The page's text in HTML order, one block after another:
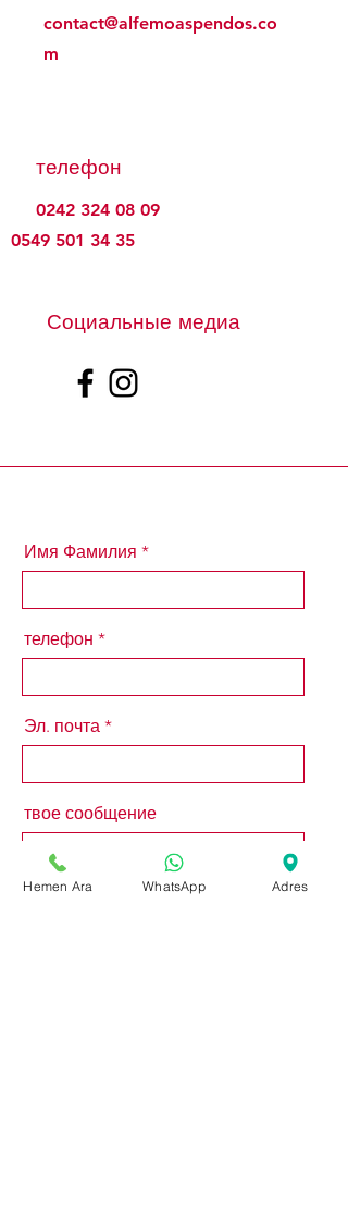
contact@alfemoaspendos.co
m
телефон
0242 324 08 09
0549 501 34 35
Социальные медиа
Имя Фамилия
телефон
Эл. почта
твое сообщение
Hemen Ara WhatsApp Adres